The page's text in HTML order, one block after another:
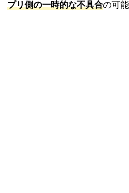
プリ側の一時的な不具合の可